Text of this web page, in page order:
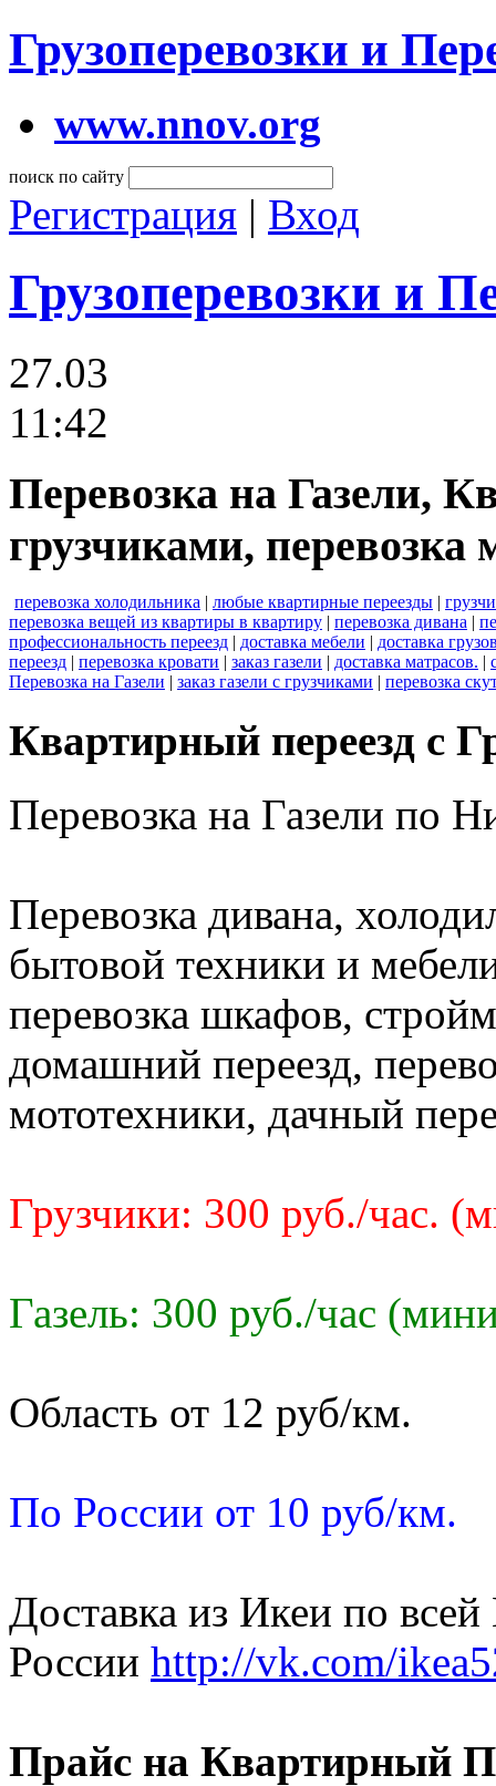
Грузоперевозки и
www.nnov.org
поиск по сайту
Регистрация | Вход
Грузоперевозки и
27.03
11:42
Перевозка на Газели,
грузчиками, перевозка
перевозка холодильника | любые квартирные переезды |
перевозка вещей из квартиры в квартиру | перевозка дивана |
профессиональность переезд | доставка мебели | доставка
переезд | перевозка кровати | заказ газели | доставка матрасов. |
Перевозка на Газели | заказ газели с грузчиками | перевозка
Квартирный переезд с
Перевозка на Газели по
Перевозка дивана,
бытовой техники и
перевозка шкафов,
домашний переезд,
мототехники, дачный
Грузчики: 300 руб./час.
Газель: 300 руб./час
Область от 12 руб/км.
По России от 10 руб/км.
Доставка из Икеи по
России http://vk.com/
Прайс на Квартирный